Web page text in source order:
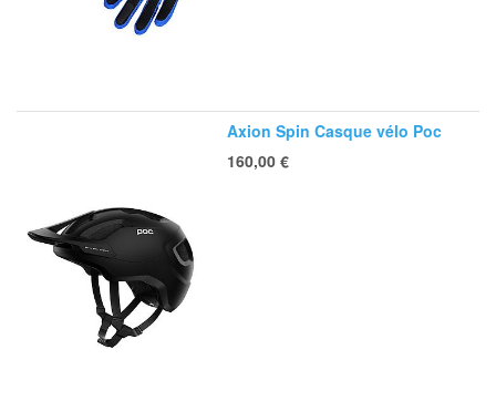
Axion Spin Casque vélo Poc
160,00 €